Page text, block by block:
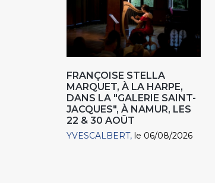
FRANÇOISE STELLA
MARQUET, À LA HARPE,
DANS LA "GALERIE SAINT-
JACQUES", À NAMUR, LES
22 & 30 AOÛT
YVESCALBERT le 06/08/2026